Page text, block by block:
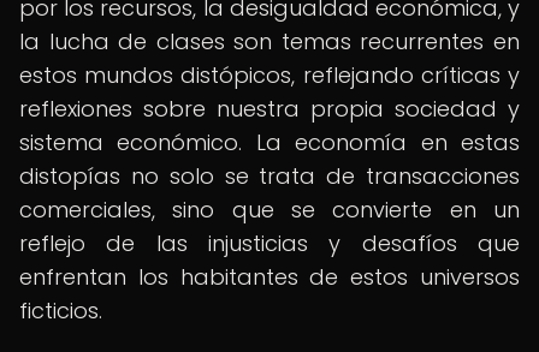
por los recursos, la desigualdad económica, y
la lucha de clases son temas recurrentes en
estos mundos distópicos, reflejando críticas y
reflexiones sobre nuestra propia sociedad y
sistema económico. La economía en estas
distopías no solo se trata de transacciones
comerciales, sino que se convierte en un
reflejo de las injusticias y desafíos que
enfrentan los habitantes de estos universos
ficticios.